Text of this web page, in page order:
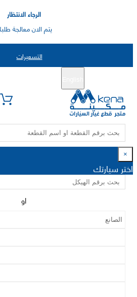
الرجاء الانتظار
يتم الان معالجة
التسعيرات
×
اختر سيارتك
او